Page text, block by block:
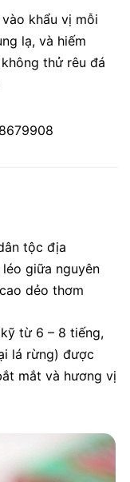
khẩu vị mỗi
lạ, và hiếm
thử rêu đá
tộc địa
giữa nguyên
dẻo thơm
từ 6 – 8 tiếng,
lá rừng) được
mắt và hương vị